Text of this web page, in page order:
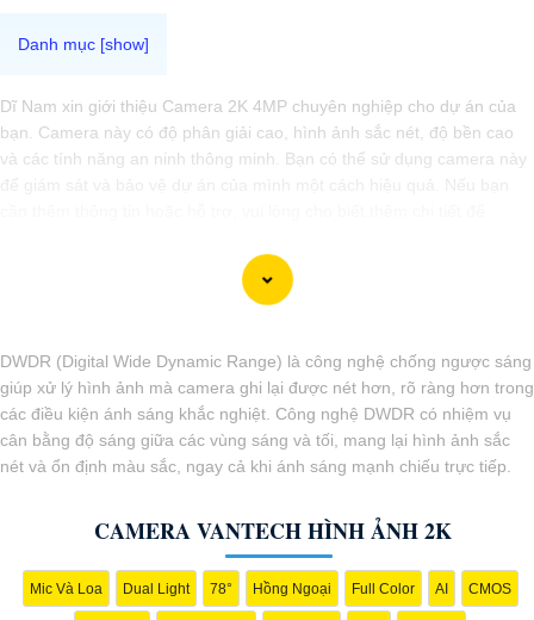
Dĩ Nam xin giới thiệu Camera 2K 4MP chuyên nghiệp cho dự án của
bạn. Camera này có độ phân giải cao, hình ảnh sắc nét, độ bền cao
và các tính năng an ninh thông minh. Bạn có thể sử dụng camera này
DWDR (Digital Wide Dynamic Range) là công nghệ chống ngược sáng
giúp xử lý hình ảnh mà camera ghi lại được nét hơn, rõ ràng hơn trong
các điều kiện ánh sáng khắc nghiệt. Công nghệ DWDR có nhiệm vụ
cân bằng độ sáng giữa các vùng sáng và tối, mang lại hình ảnh sắc
nét và ổn định màu sắc, ngay cả khi ánh sáng mạnh chiếu trực tiếp.
CAMERA VANTECH HÌNH ẢNH 2K
Mic Và Loa Dual Light 78° Hồng Ngoại Full Color AI CMOS